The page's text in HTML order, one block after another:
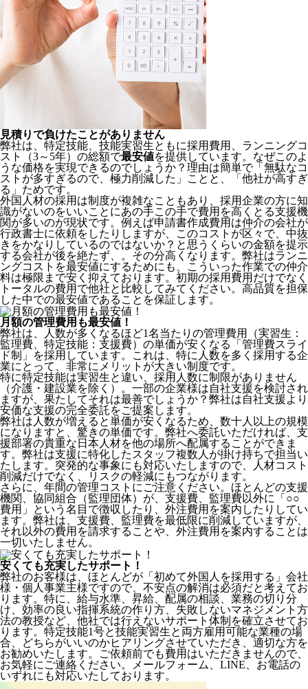
見積りで負けたことがありません
弊社は、特定技能、技能実習生ともに採用費用、ランニングコ
スト（3～5年）の総額で最安値を提供しています。なぜこのよ
うな価格を実現できるのでしょうか？理由は簡単で「無駄なコ
ストが多すぎるので、極力削減した」ことと、
「他社が高すぎ
る」 ためです。
外国人材の採用は制度が複雑なこともあり、採用企業の方に知
識がないのをいいことにあの手この手で費用を高くとる支援機
関が多いのが現状です。例えば申請書作成費用は仲介の会社が
行政書士に依頼をしたりしますが、このコストが区々で、中抜
きをかなりしているのではないか？と思うくらいの金額を提示
する会社が後を絶たず、。その分高くなります。弊社はランニ
ングコストを最安値にするためにも、こういった作業での仲介
料は極限まで安く抑えております。 初期の採用費用だけでなく
トータルの費用で他社と比較してみてください。 高品質を担保
した中での最安値であることを保証します。
月額の管理費用も最安値！
弊社は、
人数が多くなるほど1名当たりの管理費用（実習生：
監理費、特定技能：支援費）の単価が安くなる「管理費スライ
ド制」を採用 しています。これは、特に人数を多く採用する企
業にとって、非常にメリットが大きい制度です。
特に特定技能は実習生と違い、採用人数に制限がありません
（介護・建設業を除く）。一部の企業様は自社支援を検討され
ますが、果たしてそれは最善でしょうか？弊社は自社支援より
安価な支援の完全委託をご提案します。
弊社は人数が増えると単価が安くなるため、数十人以上の規模
になりますと、驚きの単価です。弊社へ委託いただければ、支
援部署の貴重な日本人材を他の場所へ配属することができま
す。弊社は支援に特化したスタッフ複数人が掛け持ちで担当い
たします。突発的な事象にも対応いたしますので、人材コスト
削減だけでなく、リスクの軽減にもつながります。
さらに、年間の管理コストにご注意ください。ほとんどの支援
機関、協同組合（監理団体）が、支援費、監理費以外に「○○
費用」という名目で徴収したり、外注費用を案内したりしてい
ます。弊社は、支援費、監理費を最低限に削減していますが、
それ以外の費用を請求することや、外注費用を案内することは
一切いたしません。
安くても充実したサポート！
弊社のお客様は、ほとんどが 「初めて外国人を採用する」 会社
様・個人事業主様ですので、不安点の解消は必須だと考えてお
ります。特に、給与水準、昇給、配属の相談、業務の切り分
け、効率の良い指揮系統の作り方、失敗しないマネジメント方
法の教授など、 他社では行えないサポート体制 を確立させてお
ります。特定技能1号と技能実習生と両方雇用可能な業種の場
合、どちらがいいのかヒアリングさせていただき、適切な方を
お勧めいたします。ご依頼前でも費用はいただきませんので、
お気軽にご連絡ください。メールフォーム、LINE、お電話の
いずれにも対応いたしております。